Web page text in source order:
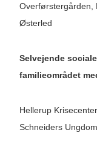
Overførstergården,
Østerled
Selvejende
familieområdet
Hellerup
Schneiders